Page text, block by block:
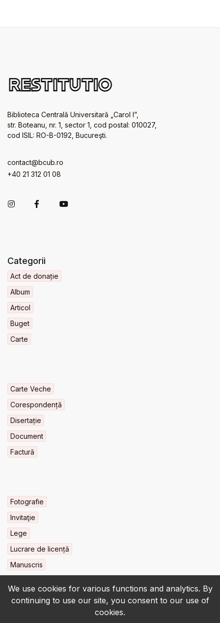
We use cookies for various functions and analytics. By
continuing to use our site, you consent to our use of
cookies.
Biblioteca Centrală Universitară „Carol I”,
str. Boteanu, nr. 1, sector 1, cod postal: 010027,
cod ISIL: RO-B-0192, Bucureşti.
contact@bcub.ro
+40 21 312 01 08
Categorii
Act de donație
Album
Articol
Buget
Carte
Carte Veche
Corespondență
Disertație
Document
Factură
Fotografie
Invitaţie
Lege
Lucrare de licență
Manuscris